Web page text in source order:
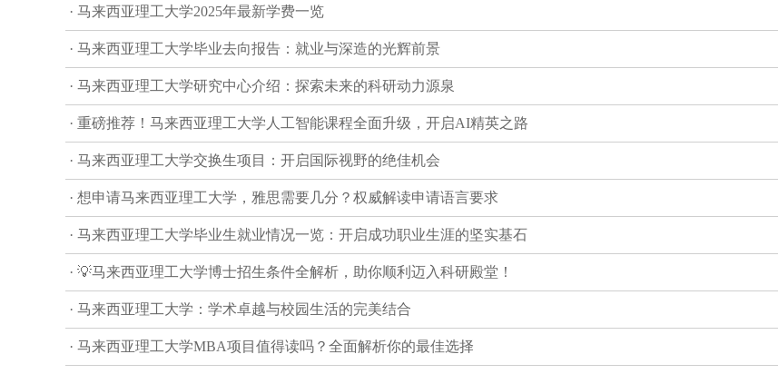
· 马来西亚理工大学2025年最新学费一览
· 马来西亚理工大学毕业去向报告：就业与深造的光辉前景
· 马来西亚理工大学研究中心介绍：探索未来的科研动力源泉
· 重磅推荐！马来西亚理工大学人工智能课程全面升级，开启AI精英之路
· 马来西亚理工大学交换生项目：开启国际视野的绝佳机会
· 想申请马来西亚理工大学，雅思需要几分？权威解读申请语言要求
· 马来西亚理工大学毕业生就业情况一览：开启成功职业生涯的坚实基石
· 💡马来西亚理工大学博士招生条件全解析，助你顺利迈入科研殿堂！
· 马来西亚理工大学：学术卓越与校园生活的完美结合
· 马来西亚理工大学MBA项目值得读吗？全面解析你的最佳选择